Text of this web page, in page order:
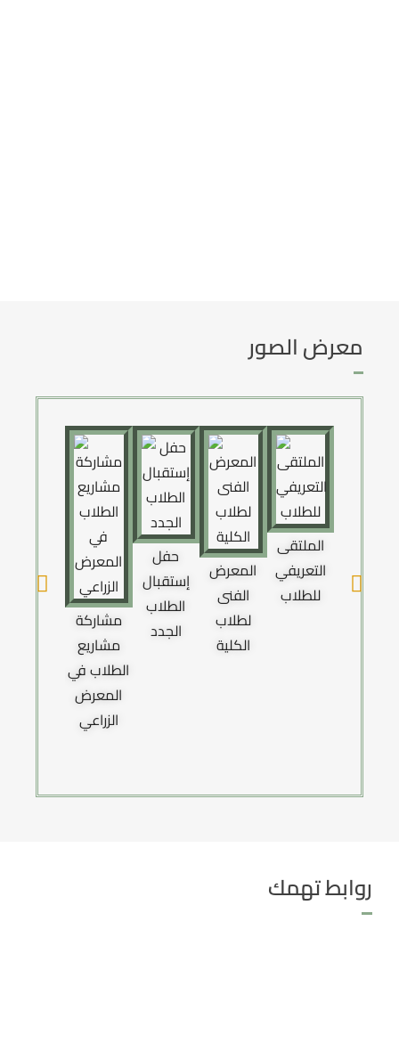
معرض الصور
مشاركة
مشاريع
الطلاب في
المعرض
الزراعي
حفل
إستقبال
الطلاب
الجدد
المعرض
الفنى
لطلاب
الكلية
الملتقى
التعريفي
للطلاب
روابط تهمك